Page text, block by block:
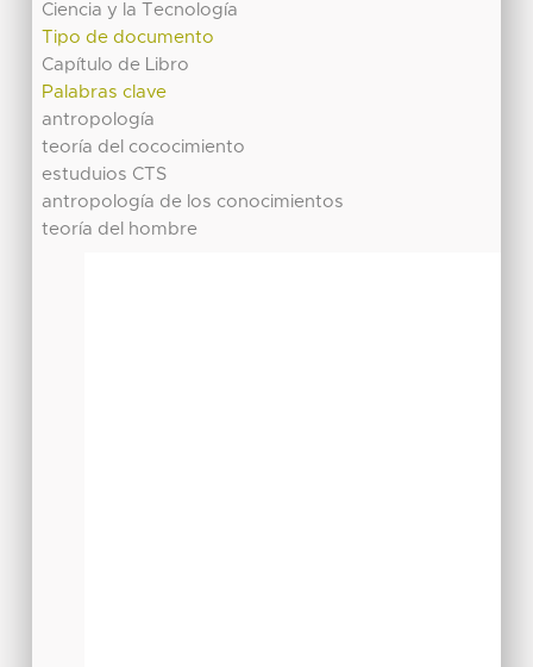
Ciencia y la Tecnología
Tipo de documento
Capítulo de Libro
Palabras clave
antropología
teoría del cococimiento
estuduios CTS
antropología de los conocimientos
teoría del hombre